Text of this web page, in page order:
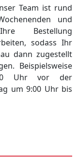
Team ist rund
und
Bestellung
sodass Ihr
dann zugestellt
Beispielsweise
Uhr vor der
um 9:00 Uhr bis